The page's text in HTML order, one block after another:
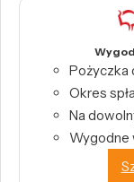
Pożyczka
Okres
Na
Wygodne